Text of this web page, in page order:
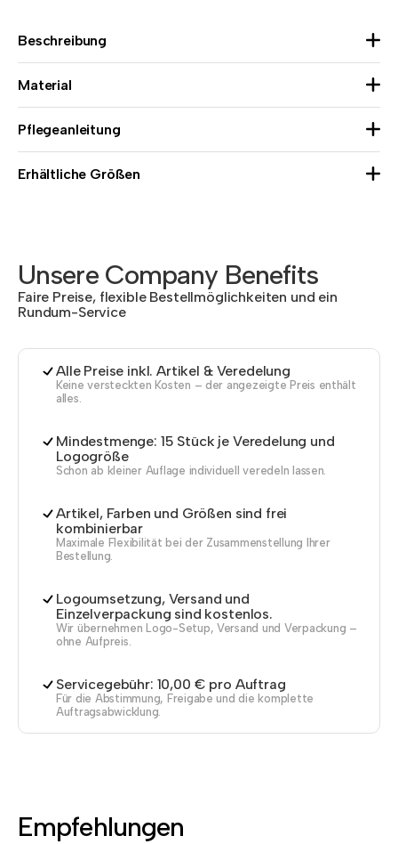
Beschreibung
Material
Pflegeanleitung
Erhältliche Größen
Unsere Company Benefits
Faire Preise, flexible Bestellmöglichkeiten und ein
Rundum-Service
Alle Preise inkl. Artikel & Veredelung
Keine versteckten Kosten – der angezeigte Preis enthält
alles.
Mindestmenge: 15 Stück je Veredelung und
Logogröße
Schon ab kleiner Auflage individuell veredeln lassen.
Artikel, Farben und Größen sind frei
kombinierbar
Maximale Flexibilität bei der Zusammenstellung Ihrer
Bestellung.
Logoumsetzung, Versand und
Einzelverpackung sind kostenlos.
Wir übernehmen Logo-Setup, Versand und Verpackung –
ohne Aufpreis.
Servicegebühr: 10,00 € pro Auftrag
Für die Abstimmung, Freigabe und die komplette
Auftragsabwicklung.
Empfehlungen